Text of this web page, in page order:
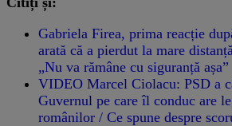
Gabriela Firea, prima reacție
arată că a pierdut la mare
„Nu va rămâne cu siguranță așa”
VIDEO Marcel Ciolacu: PSD a
Guvernul pe care îl conduc are
românilor / Ce spune despre